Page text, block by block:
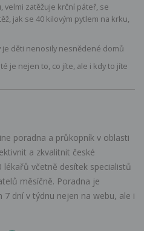
velmi zatěžuje krční páteř, se
jak se 40 kilovým pytlem na krku,
je děti nenosily nesnědené domů
je nejen to, co jíte, ale i kdy to jíte
poradna a průkopník v oblasti
a zkvalitnit české
včetně desítek specialistů
měsíčně. Poradna je
dní v týdnu nejen na webu, ale i